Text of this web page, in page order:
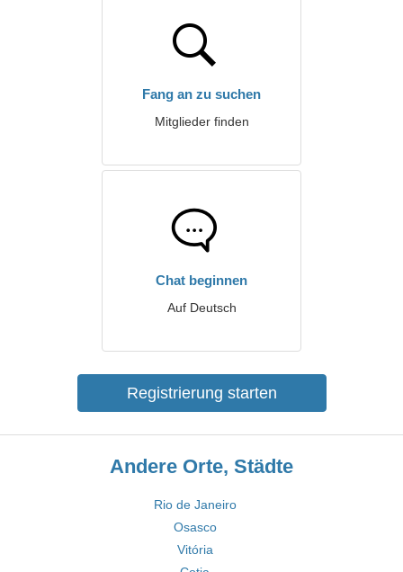
Fang an zu suchen
Mitglieder finden
Chat beginnen
Auf Deutsch
Registrierung starten
Andere Orte, Städte
Rio de Janeiro
Osasco
Vitória